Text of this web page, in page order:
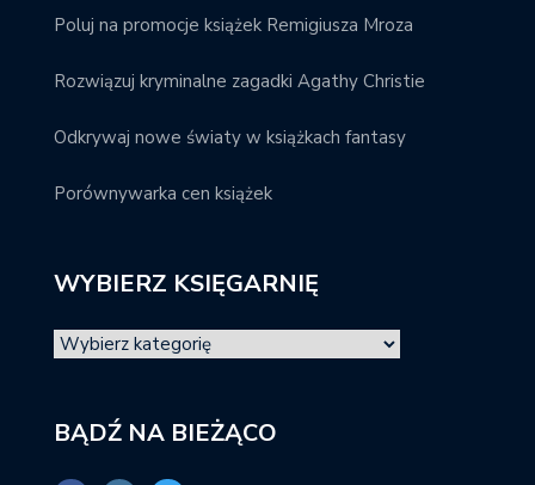
Poluj na promocje książek Remigiusza Mroza
Rozwiązuj kryminalne zagadki Agathy Christie
Odkrywaj nowe światy w książkach fantasy
Porównywarka cen książek
WYBIERZ KSIĘGARNIĘ
BĄDŹ NA BIEŻĄCO